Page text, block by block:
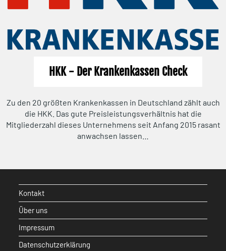
HKK - Der Krankenkassen Check
Zu den 20 größten Krankenkassen in Deutschland zählt auch
die HKK. Das gute Preisleistungsverhältnis hat die
Mitgliederzahl dieses Unternehmens seit Anfang 2015 rasant
anwachsen lassen…
Kontakt
Über uns
Impressum
Datenschutzerklärung